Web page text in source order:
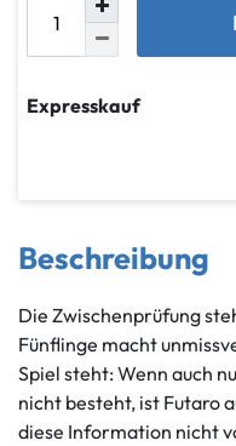
Expresskauf
Beschreibung
Die Zwischenprüfung
Fünflinge macht
Spiel steht: Wenn auch
nicht besteht, ist Futaro
diese Information nicht